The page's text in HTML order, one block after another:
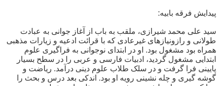
پیدایش فرقه بابیه:
سید علی محمد شیرازی، ملقب به باب از آغاز جوانی به عبادت
طولانی و رازونیازهای غیرعادی که با قرائت ادعیه و زیارات مذهبی
همراه بود مشغول بود. او در ابتدای نوجوانی به فراگیری علوم
ابتدایی مشغول گردید، ادبیات فارسی و عربی را در سطح بسیار
پایینی فرا گرفت و در سلک طلاب علوم دینی درآمد. ریاضت و
گوشه گیری و چله نشینی رویه او بود. اندکی بعد درس و بحث را